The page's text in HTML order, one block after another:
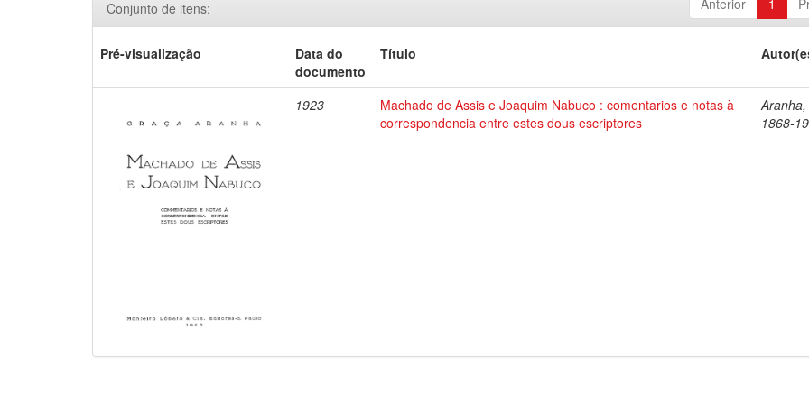
Anterior 1
Conjunto de itens:
Pré-visualização
Data do
documento
Título
1923
Machado de Assis e Joaquim Nabuco : comentarios e notas à
correspondencia entre estes dous escriptores
1868-